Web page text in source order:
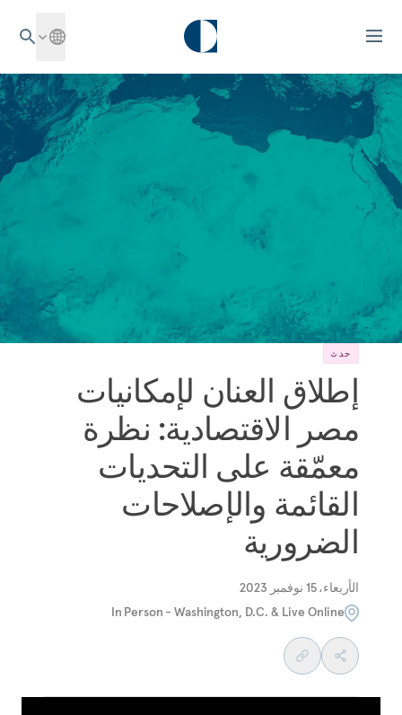
حدث
إطلاق العنان لإمكانيات
مصر الاقتصادية: نظرة
معمّقة على التحديات
القائمة والإصلاحات
الضرورية
الأربعاء، 15 نوفمبر 2023
In Person - Washington, D.C. & Live Online